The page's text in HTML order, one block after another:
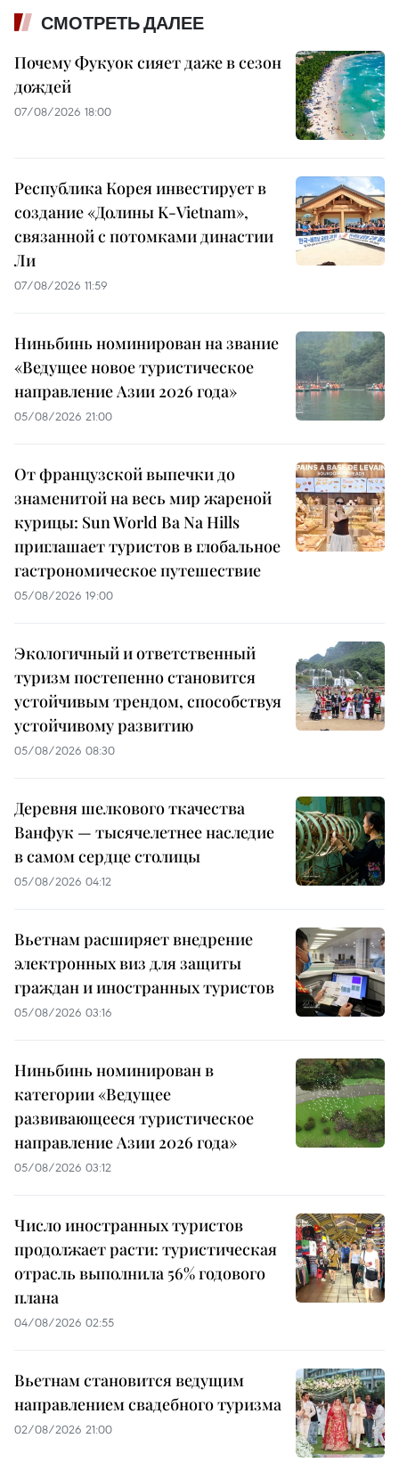
СМОТРЕТЬ ДАЛЕЕ
Почему Фукуок сияет даже в сезон
дождей
07/08/2026 18:00
Республика Корея инвестирует в
создание «Долины K-Vietnam»,
связанной с потомками династии
Ли
07/08/2026 11:59
Ниньбинь номинирован на звание
«Ведущее новое туристическое
направление Азии 2026 года»
05/08/2026 21:00
От французской выпечки до
знаменитой на весь мир жареной
курицы: Sun World Ba Na Hills
приглашает туристов в глобальное
гастрономическое путешествие
05/08/2026 19:00
Экологичный и ответственный
туризм постепенно становится
устойчивым трендом, способствуя
устойчивому развитию
05/08/2026 08:30
Деревня шелкового ткачества
Ванфук — тысячелетнее наследие
в самом сердце столицы
05/08/2026 04:12
Вьетнам расширяет внедрение
электронных виз для защиты
граждан и иностранных туристов
05/08/2026 03:16
Ниньбинь номинирован в
категории «Ведущее
развивающееся туристическое
направление Азии 2026 года»
05/08/2026 03:12
Число иностранных туристов
продолжает расти: туристическая
отрасль выполнила 56% годового
плана
04/08/2026 02:55
Вьетнам становится ведущим
направлением свадебного туризма
02/08/2026 21:00